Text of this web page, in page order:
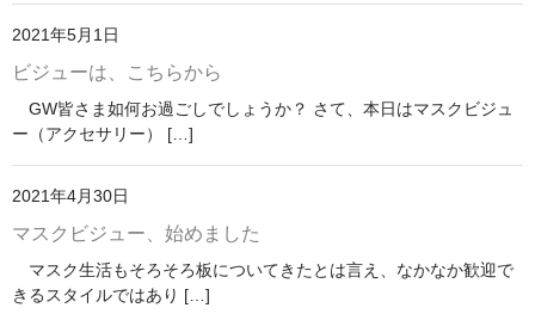
2021年5月1日
ビジューは、こちらから
GW皆さま如何お過ごしでしょうか？ さて、本日はマスクビジュ
ー（アクセサリー） […]
2021年4月30日
マスクビジュー、始めました
マスク生活もそろそろ板についてきたとは言え、なかなか歓迎で
きるスタイルではあり […]